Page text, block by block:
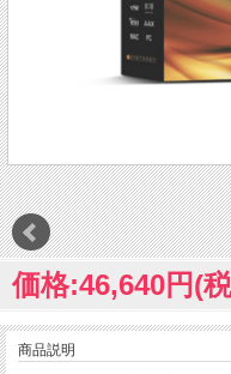
価格:46,640円(
商品説明